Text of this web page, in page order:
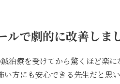
ルで劇的に改善しま
治療を受けてから驚くほど楽
方にも安心できる先生だと思い